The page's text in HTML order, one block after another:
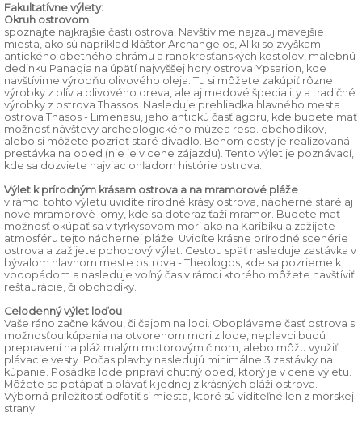
Fakultatívne výlety:
Okruh ostrovom
spoznajte najkrajšie časti ostrova! Navštívime najzaujímavejšie
miesta, ako sú napríklad kláštor Archangelos, Aliki so zvyškami
antického obetného chrámu a ranokresťanských kostolov, malebnú
dedinku Panagia na úpätí najvyššej hory ostrova Ypsarion, kde
navštívime výrobňu olivového oleja. Tu si môžete zakúpiť rôzne
výrobky z olív a olivového dreva, ale aj medové špeciality a tradičné
výrobky z ostrova Thassos. Nasleduje prehliadka hlavného mesta
ostrova Thasos - Limenasu, jeho antickú časť agoru, kde budete mať
možnosť návštevy archeologického múzea resp. obchodíkov,
alebo si môžete pozrieť staré divadlo. Behom cesty je realizovaná
prestávka na obed (nie je v cene zájazdu). Tento výlet je poznávací,
kde sa dozviete najviac ohľadom histórie ostrova.
Výlet k prírodným krásam ostrova a na mramorové pláže
v rámci tohto výletu uvidíte rírodné krásy ostrova, nádherné staré aj
nové mramorové lomy, kde sa doteraz ťaží mramor. Budete mať
možnosť okúpať sa v tyrkysovom mori ako na Karibiku a zažijete
atmosféru tejto nádhernej pláže. Uvidíte krásne prírodné scenérie
ostrova a zažijete pohodový výlet. Cestou späť nasleduje zastávka v
bývalom hlavnom meste ostrova - Theologos, kde sa pozrieme k
vodopádom a nasleduje voľný čas v rámci ktorého môžete navštíviť
reštaurácie, či obchodíky.
Celodenný výlet loďou
Vaše ráno začne kávou, či čajom na lodi. Oboplávame časť ostrova s
možnosťou kúpania na otvorenom mori z lode, neplavci budú
prepravení na pláž malým motorovým člnom, alebo môžu využiť
plávacie vesty. Počas plavby nasledujú minimálne 3 zastávky na
kúpanie. Posádka lode pripraví chutný obed, ktorý je v cene výletu.
Môžete sa potápať a plávať k jednej z krásných pláží ostrova.
Výborná príležitosť odfotiť si miesta, ktoré sú viditeľné len z morskej
strany.